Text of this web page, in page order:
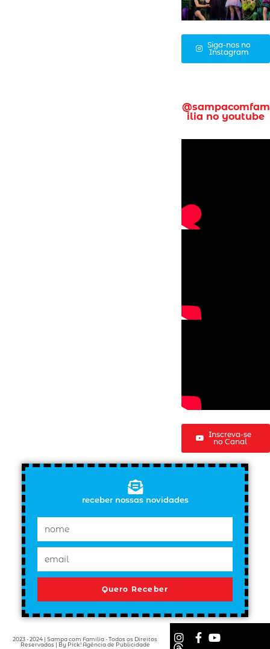
Siga-nos no
Instagram
@sampacomfam
ilia no youtube
Inscreva-se
no Canal
receber nossas novidades
Quero Receber
2023 - 2024 | Sampa com Família - Todos os Direitos
Reservados | By Pick! Agência de Publicidade